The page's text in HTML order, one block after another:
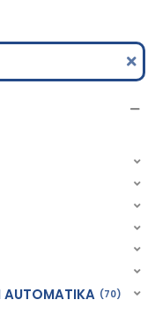
AUTOMATIKA 70